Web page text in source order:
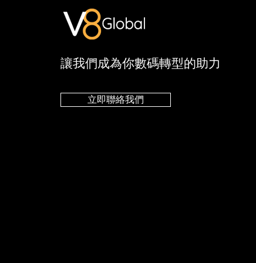
​讓我們成為你數碼轉型的助力
立即聯絡我們